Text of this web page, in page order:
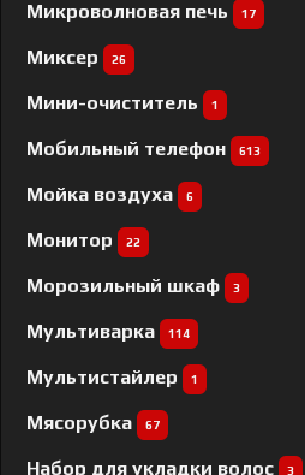
Микроволновая печь 17
Миксер 26
Мини-очиститель 1
Мобильный телефон 613
Мойка воздуха 6
Монитор 22
Морозильный шкаф 3
Мультиварка 114
Мультистайлер 1
Мясорубка 67
Набор для укладки волос 3